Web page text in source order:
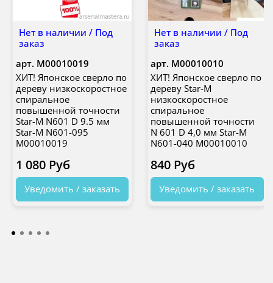
Нет в наличии / Под
заказ
арт. М00010019
ХИТ! Японское сверло по
дереву низкоскоростное
спиральное
повышенной точности
Star-M N601 D 9.5 мм
Star-M N601-095
М00010019
1 080 Руб
Уведомить / заказать
Нет в наличии / Под
заказ
арт. М00010010
ХИТ! Японское сверло по
дереву Star-M
низкоскоростное
спиральное
повышенной точности
N 601 D 4,0 мм Star-M
N601-040 М00010010
840 Руб
Уведомить / заказать